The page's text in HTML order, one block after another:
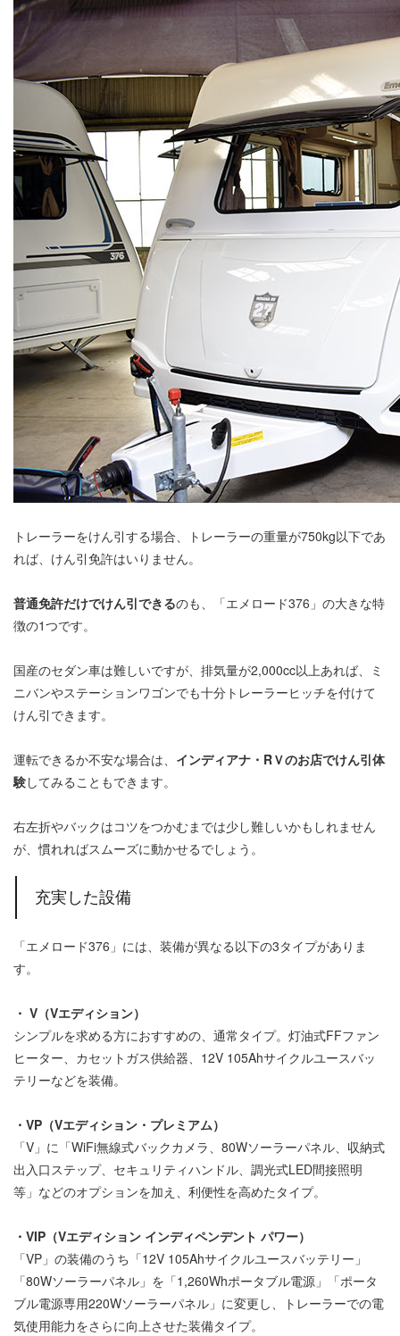
トレーラーをけん引する場合、トレーラーの重量が750kg以下であ
れば、けん引免許はいりません。
普通免許だけでけん引できるのも、「エメロード376」の大きな特
徴の1つです。
国産のセダン車は難しいですが、排気量が2,000cc以上あれば、ミ
ニバンやステーションワゴンでも十分トレーラーヒッチを付けて
けん引できます。
運転できるか不安な場合は、 インディアナ・RＶのお店でけん引体
験してみることもできます。
右左折やバックはコツをつかむまでは少し難しいかもしれません
が、慣れればスムーズに動かせるでしょう。
充実した設備
「エメロード376」には、装備が異なる以下の3タイプがありま
す。
・ V（Vエディション）
シンプルを求める方におすすめの、通常タイプ。灯油式FFファン
ヒーター、カセットガス供給器、12V 105Ahサイクルユースバッ
テリーなどを装備。
・VP（Vエディション・プレミアム）
「V」に「WiFi無線式バックカメラ、80Wソーラーパネル、収納式
出入口ステップ、セキュリティハンドル、調光式LED間接照明
等」などのオプションを加え、利便性を高めたタイプ。
・VIP（Vエディション インディペンデント パワー）
「VP」の装備のうち「12V 105Ahサイクルユースバッテリー」
「80Wソーラーパネル」を「1,260Whポータブル電源」「ポータ
ブル電源専用220Wソーラーパネル」に変更し、トレーラーでの電
気使用能力をさらに向上させた装備タイプ。